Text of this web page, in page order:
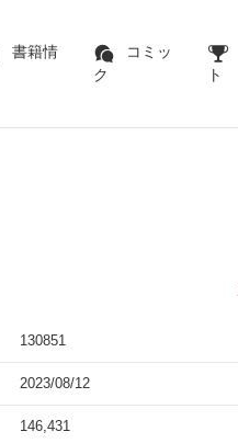
書籍情
コミッ
ク
ト
130851
2023/08/12
146,431